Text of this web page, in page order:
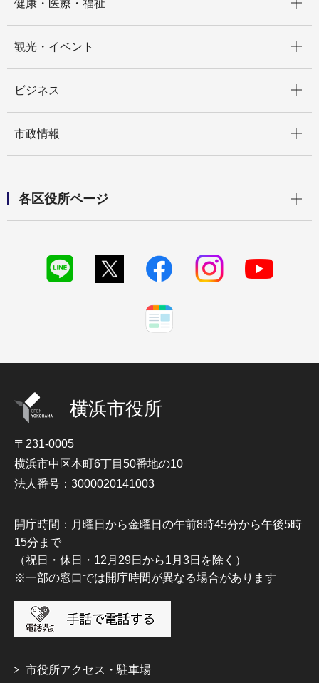
健康・医療・福祉
観光・イベント
ビジネス
市政情報
各区役所ページ
横浜市役所
〒231-0005
横浜市中区本町6丁目50番地の10
法人番号：3000020141003
開庁時間：月曜日から金曜日の午前8時45分から午後5時
15分まで
（祝日・休日・12月29日から1月3日を除く）
※一部の窓口では開庁時間が異なる場合があります
市役所アクセス・駐車場